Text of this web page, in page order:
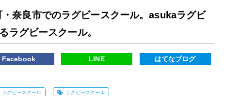
奈良市でのラグビースクール。asukaラグビ
ラグビースクール。
Facebook LINE はてなブログ
ラグビースクール ラグビースクール